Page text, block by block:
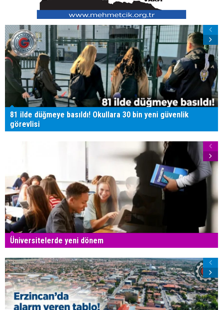
81 ilde düğmeye basıldı! Okullara 30 bin yeni güvenlik
görevlisi
Üniversitelerde yeni dönem